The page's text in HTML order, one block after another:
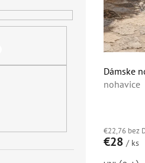
Dámske
nohavice
€22,76 bez
€28 / ks